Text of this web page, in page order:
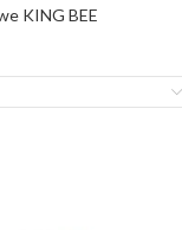
KING BEE